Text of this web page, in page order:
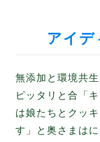
アイデ
無添加と環境共
ピッタリと合「
は娘たちとクッ
す」と奥さまは